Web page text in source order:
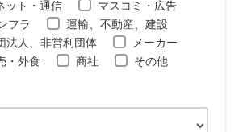
ット・通信
マスコミ・広告
フラ
運輸、不動産、建設
法人、非営利団体
メーカー
・外食
商社 その他